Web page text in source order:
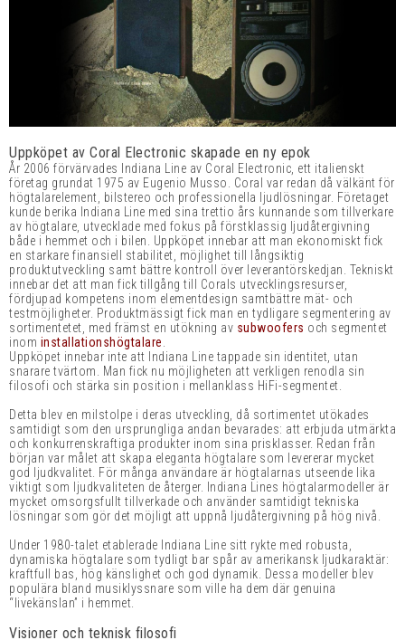
Uppköpet av Coral Electronic skapade en ny epok
År 2006 förvärvades Indiana Line av Coral Electronic, ett italienskt
företag grundat 1975 av Eugenio Musso. Coral var redan då välkänt för
högtalarelement, bilstereo och professionella ljudlösningar. Företaget
kunde berika Indiana Line med sina trettio års kunnande som tillverkare
av högtalare, utvecklade med fokus på förstklassig ljudåtergivning
både i hemmet och i bilen. Uppköpet innebar att man ekonomiskt fick
en starkare finansiell stabilitet, möjlighet till långsiktig
produktutveckling samt bättre kontroll över leverantörskedjan. Tekniskt
innebar det att man fick tillgång till Corals utvecklingsresurser,
fördjupad kompetens inom elementdesign samtbättre mät- och
testmöjligheter. Produktmässigt fick man en tydligare segmentering av
sortimentetet, med främst en utökning av subwoofers och segmentet
inom installationshögtalare
Uppköpet innebar inte att Indiana Line tappade sin identitet, utan
snarare tvärtom. Man fick nu möjligheten att verkligen renodla sin
filosofi och stärka sin position i mellanklass HiFi-segmentet.
Detta blev en milstolpe i deras utveckling, då sortimentet utökades
samtidigt som den ursprungliga andan bevarades: att erbjuda utmärkta
och konkurrenskraftiga produkter inom sina prisklasser. Redan från
början var målet att skapa eleganta högtalare som levererar mycket
god ljudkvalitet. För många användare är högtalarnas utseende lika
viktigt som ljudkvaliteten de återger. Indiana Lines högtalarmodeller är
mycket omsorgsfullt tillverkade och använder samtidigt tekniska
lösningar som gör det möjligt att uppnå ljudåtergivning på hög nivå.
Under 1980-talet etablerade Indiana Line sitt rykte med robusta,
dynamiska högtalare som tydligt bar spår av amerikansk ljudkaraktär:
kraftfull bas, hög känslighet och god dynamik. Dessa modeller blev
populära bland musiklyssnare som ville ha dem där genuina
“livekänslan” i hemmet.
Visioner och teknisk filosofi